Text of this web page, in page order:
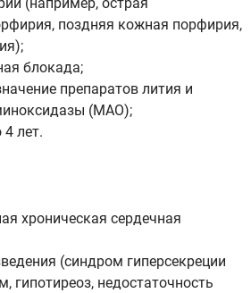
поздняя кожная порфирия,
блокада;
препаратов лития и
(МАО);
4 лет.
хроническая сердечная
(синдром гиперсекреции
гипотиреоз, недостаточность